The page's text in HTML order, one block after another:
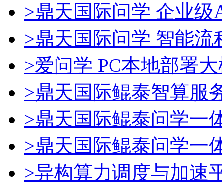
>鼎天国际问学 企业级
>鼎天国际问学 智能流
>爱问学 PC本地部署
>鼎天国际鲲泰智算服
>鼎天国际鲲泰问学一
>鼎天国际鲲泰问学一
>异构算力调度与加速